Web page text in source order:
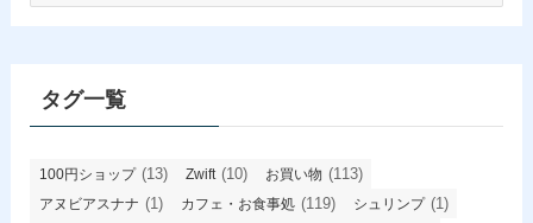
タグ一覧
100円ショップ(13) Zwift(10) お買い物 (113)
アヌビアスナナ (1) カフェ・お食事処 (119) シュリンプ(1)